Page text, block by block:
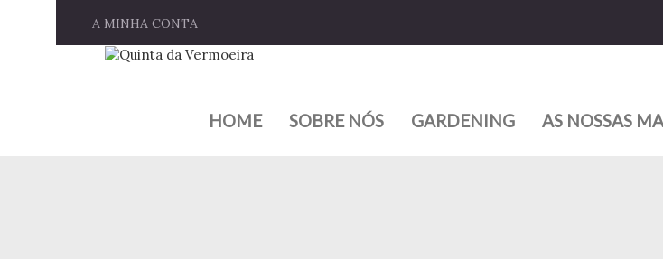
A MINHA CONTA
HOME SOBRE NÓS GARDENING AS NOSSAS